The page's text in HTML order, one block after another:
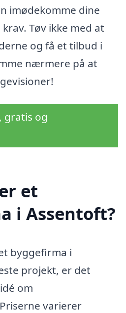
imødekomme dine
Tøv ikke med at
og få et tilbud i
nærmere på at
gratis og
et
i Assentoft?
byggefirma i
projekt, er det
om
varierer